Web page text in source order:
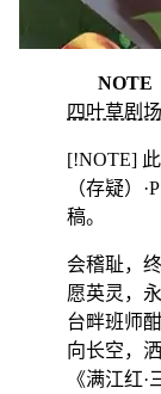
NOTE
四叶草剧
[!NOTE]
（存疑）
稿。
会稽耻，
愿英灵，
台畔班师
向长空，
《满江红·